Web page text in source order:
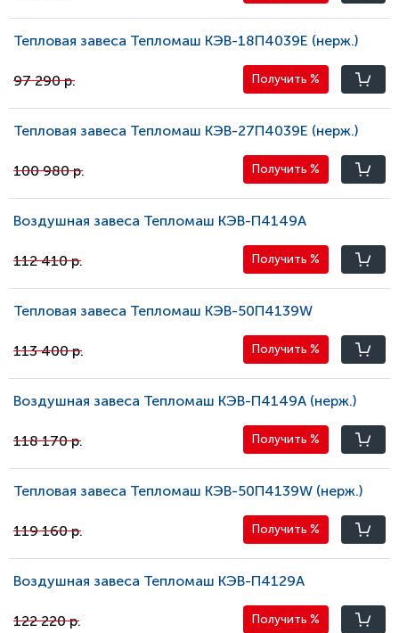
Тепловая завеса Тепломаш КЭВ-18П4039E (нерж.)
97 290 р. Получить %
Тепловая завеса Тепломаш КЭВ-27П4039E (нерж.)
100 980 р. Получить %
Воздушная завеса Тепломаш КЭВ-П4149A
112 410 р. Получить %
Тепловая завеса Тепломаш КЭВ-50П4139W
113 400 р. Получить %
Воздушная завеса Тепломаш КЭВ-П4149A (нерж.)
118 170 р. Получить %
Тепловая завеса Тепломаш КЭВ-50П4139W (нерж.)
119 160 р. Получить %
Воздушная завеса Тепломаш КЭВ-П4129A
122 220 р. Получить %